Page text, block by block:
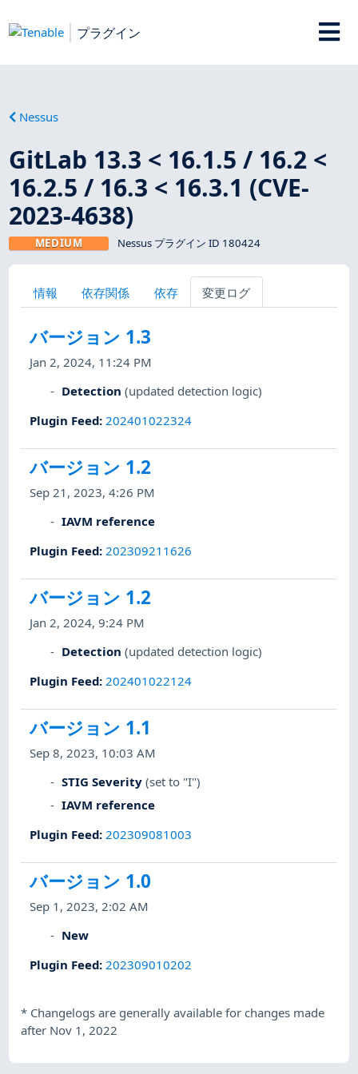
プラグイン
Nessus
GitLab 13.3 < 16.1.5 / 16.2 <
16.2.5 / 16.3 < 16.3.1 (CVE-
2023-4638)
MEDIUM Nessus プラグイン ID 180424
情報 依存関係 依存 変更ログ
バージョン 1.3
Jan 2, 2024, 11:24 PM
Detection (updated detection logic)
Plugin Feed: 202401022324
バージョン 1.2
Sep 21, 2023, 4:26 PM
IAVM reference
Plugin Feed: 202309211626
バージョン 1.2
Jan 2, 2024, 9:24 PM
Detection (updated detection logic)
Plugin Feed: 202401022124
バージョン 1.1
Sep 8, 2023, 10:03 AM
STIG Severity (set to "I")
IAVM reference
Plugin Feed: 202309081003
バージョン 1.0
Sep 1, 2023, 2:02 AM
New
Plugin Feed: 202309010202
* Changelogs are generally available for changes made
after Nov 1, 2022